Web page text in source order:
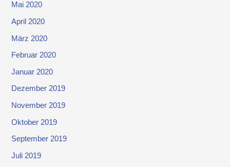
Mai 2020
April 2020
März 2020
Februar 2020
Januar 2020
Dezember 2019
November 2019
Oktober 2019
September 2019
Juli 2019